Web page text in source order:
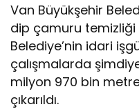
Van Büyükşehir
dip çamuru temizliği
Belediye’nin idari
çalışmalarda
milyon 970 bin
çıkarıldı.